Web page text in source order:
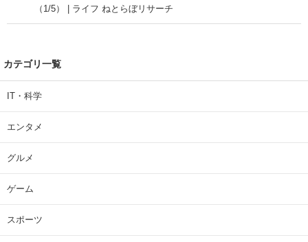
（1/5） | ライフ ねとらぼリサーチ
カテゴリ一覧
IT・科学
エンタメ
グルメ
ゲーム
スポーツ